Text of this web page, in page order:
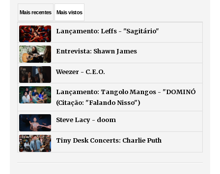
Maisrecentes Maisvistos
Lançamento: Leffs - "Sagitário"
Entrevista: Shawn James
Weezer - C.E.O.
Lançamento: Tangolo Mangos - "DOMINÓ
(Citação: "Falando Nisso")
Steve Lacy - doom
Tiny Desk Concerts: Charlie Puth